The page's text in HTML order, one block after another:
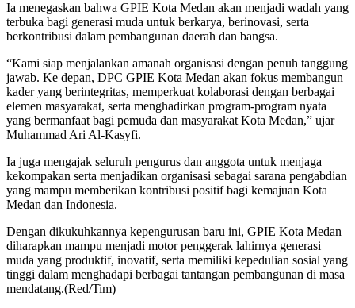
Ia menegaskan bahwa GPIE Kota Medan akan menjadi wadah yang
terbuka bagi generasi muda untuk berkarya, berinovasi, serta
berkontribusi dalam pembangunan daerah dan bangsa.
“Kami siap menjalankan amanah organisasi dengan penuh tanggung
jawab. Ke depan, DPC GPIE Kota Medan akan fokus membangun
kader yang berintegritas, memperkuat kolaborasi dengan berbagai
elemen masyarakat, serta menghadirkan program-program nyata
yang bermanfaat bagi pemuda dan masyarakat Kota Medan,” ujar
Muhammad Ari Al-Kasyfi.
Ia juga mengajak seluruh pengurus dan anggota untuk menjaga
kekompakan serta menjadikan organisasi sebagai sarana pengabdian
yang mampu memberikan kontribusi positif bagi kemajuan Kota
Medan dan Indonesia.
Dengan dikukuhkannya kepengurusan baru ini, GPIE Kota Medan
diharapkan mampu menjadi motor penggerak lahirnya generasi
muda yang produktif, inovatif, serta memiliki kepedulian sosial yang
tinggi dalam menghadapi berbagai tantangan pembangunan di masa
mendatang.(Red/Tim)